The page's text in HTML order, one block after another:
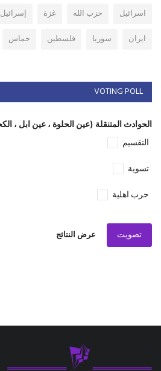
اسرائيل
حزب الله غزة إسرائيل
ايران
سوريا فلسطين حماس
VOTING POLL
الحوادث المتنقلة (عين الحلوة ، عين ابل ،
التقسيم
تسوية
حرب اهلية
تصويت عرض النتائج